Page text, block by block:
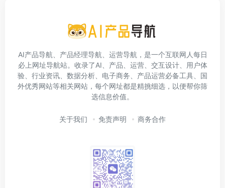
AI产品导航、产品经理导航、运营导航，是一个互联网人每日
必上网址导航站。收录了AI、产品、运营、交互设计、用户体
验、行业资讯、数据分析、电子商务、产品运营必备工具、国
外优秀网站等相关网站，每个网址都是精挑细选，以便帮你筛
选信息价值。
关于我们 免责声明 商务合作